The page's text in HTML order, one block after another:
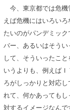
今、東京都では危機
えば危機にはいろい
たいのがパンデミッ
バー、あるいはそう
して、そういったこ
いうよりも、例えば
ろがしっかりと対応
れて、何かあっても
対するイメージなん